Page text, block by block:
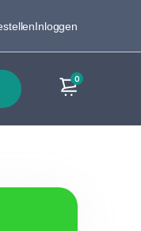
Inloggen
0